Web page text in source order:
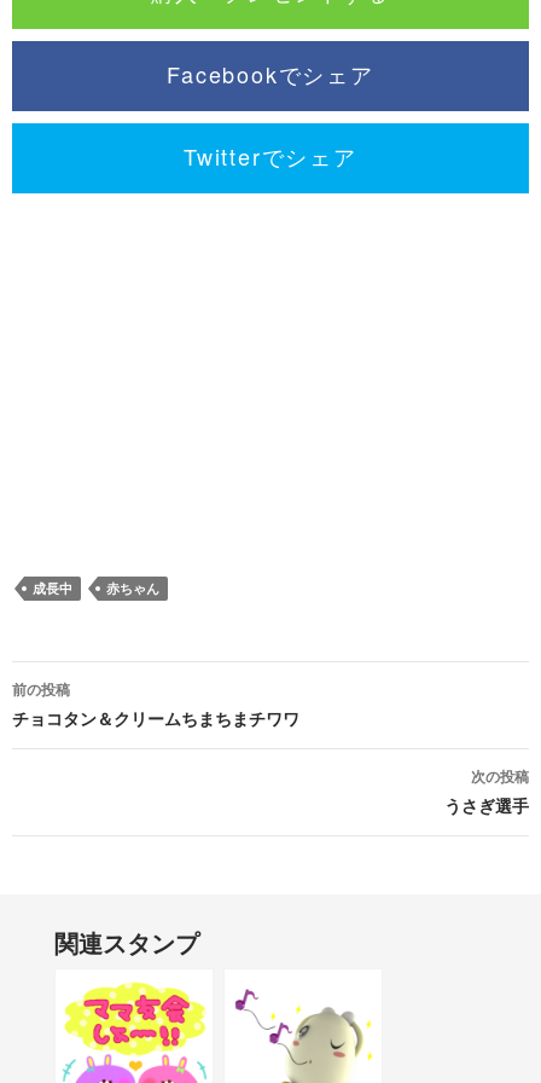
Facebookでシェア
Twitterでシェア
成長中 赤ちゃん
前の投稿
チョコタン＆クリームちまちまチワワ
次の投稿
うさぎ選手
関連スタンプ